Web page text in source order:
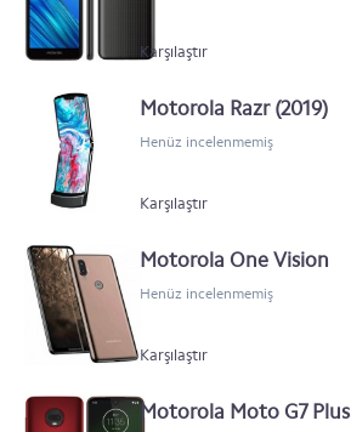
Karşılaştır
Motorola Razr (2019)
Henüz incelenmemiş
Karşılaştır
Motorola One Vision
Henüz incelenmemiş
Karşılaştır
Motorola Moto G7 Plus